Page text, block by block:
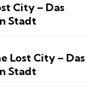
City – Das
Stadt
Lost City – Das
Stadt